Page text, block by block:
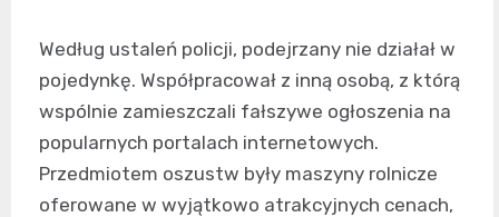
Według ustaleń policji, podejrzany nie działał w
pojedynkę. Współpracował z inną osobą, z którą
wspólnie zamieszczali fałszywe ogłoszenia na
popularnych portalach internetowych.
Przedmiotem oszustw były maszyny rolnicze
oferowane w wyjątkowo atrakcyjnych cenach,